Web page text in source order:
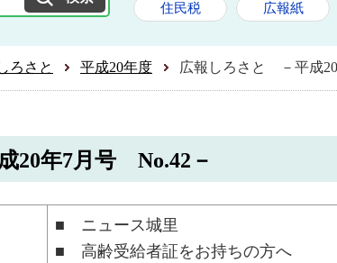
住民税 広報紙
ろさと 平成20年度 広報しろさと －平成
20年7月号 No.42－
■ ニュース城里
■ 高齢受給者証をお持ちの方へ